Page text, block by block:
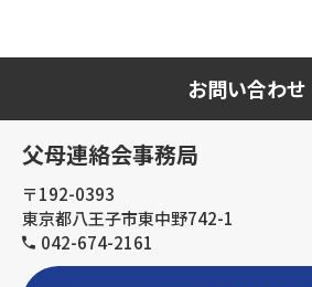
お問い合わせ
父母連絡会事務局
〒192-0393
東京都八王子市東中野742-1
042-674-2161